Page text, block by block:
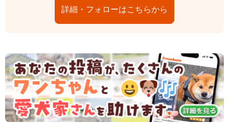
詳細・フォローはこちらから